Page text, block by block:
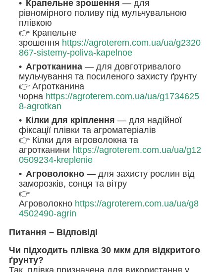
Крапельне зрошення — для
рівномірного поливу під мульчувальною
плівкою
👉 Крапельне
зрошення https://agroterem.com.ua/ua/g2320
867-sistemy-poliva-kapelnoe
Агротканина — для довготривалого
мульчування та посиленого захисту ґрунту
👉 Агротканина
чорна https://agroterem.com.ua/ua/g1734625
8-agrotkan
Кілки для кріплення — для надійної
фіксації плівки та агроматеріалів
👉 Кілки для агроволокна та
агротканини https://agroterem.com.ua/ua/g12
0509234-kreplenie
Агроволокно — для захисту рослин від
заморозків, сонця та вітру
👉
Агроволокно https://agroterem.com.ua/ua/g8
4502490-agrin
Питання – Відповіді
Чи підходить плівка 30 мкм для відкритого
ґрунту?
Так, плівка призначена для використання у